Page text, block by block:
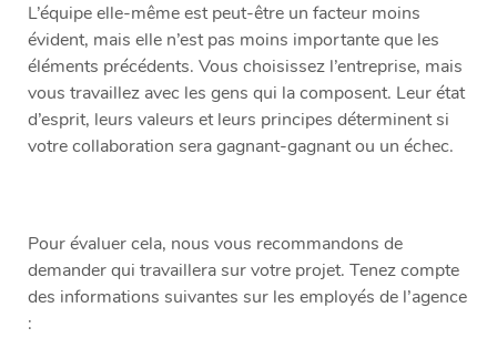
L’équipe elle-même est peut-être un facteur moins
évident, mais elle n’est pas moins importante que les
éléments précédents. Vous choisissez l’entreprise, mais
vous travaillez avec les gens qui la composent. Leur état
d’esprit, leurs valeurs et leurs principes déterminent si
votre collaboration sera gagnant-gagnant ou un échec.
Pour évaluer cela, nous vous recommandons de
demander qui travaillera sur votre projet. Tenez compte
des informations suivantes sur les employés de l’agence
: